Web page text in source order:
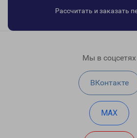
Рассчитать и заказать
Мы в соцсетях
ВКонтакте
MAX